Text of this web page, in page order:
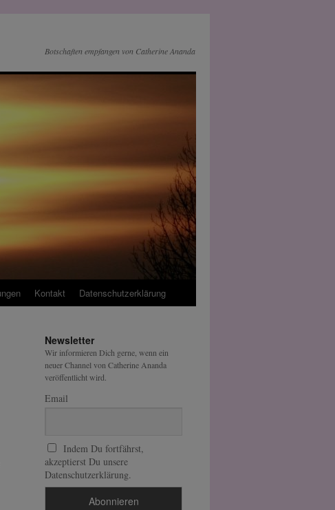
Botschaften empfangen von Catherine Ananda
Kontakt Datenschutz­erklärung
Newsletter
Wir informieren Dich gerne, wenn ein
neuer Channel von Catherine Ananda
veröffentlicht wird.
Email
Indem Du fortfährst,
akzeptierst Du unsere
Datenschutzerklärung.